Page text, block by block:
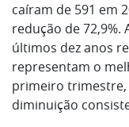
caíram de 591 em
redução de 72,9%.
últimos dez anos
representam o
primeiro
diminuição